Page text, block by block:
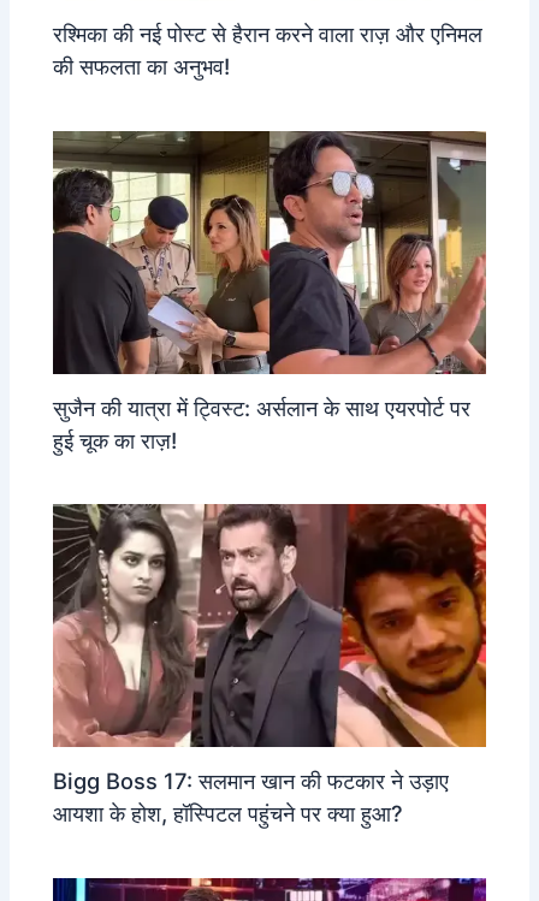
रश्मिका की नई पोस्ट से हैरान करने वाला राज़ और एनिमल
की सफलता का अनुभव!
सुजैन की यात्रा में ट्विस्ट: अर्सलान के साथ एयरपोर्ट पर
हुई चूक का राज़!
Bigg Boss 17: सलमान खान की फटकार ने उड़ाए
आयशा के होश, हॉस्पिटल पहुंचने पर क्या हुआ?